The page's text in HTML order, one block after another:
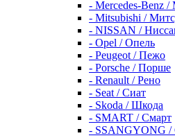
- Mercedes-Benz /
- Mitsubishi /
- NISSAN /
- Opel / Опель
- Peugeot / Пежо
- Porsche / Порше
- Renault / Рено
- Seat / Сиат
- Skoda / Шкода
- SMART / Смарт
- SSANGYONG /